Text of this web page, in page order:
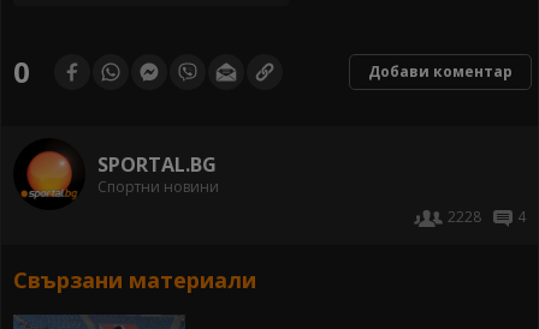
0 Добави коментар
SPORTAL.BG
Спортни новини
2228
4
Свързани материали